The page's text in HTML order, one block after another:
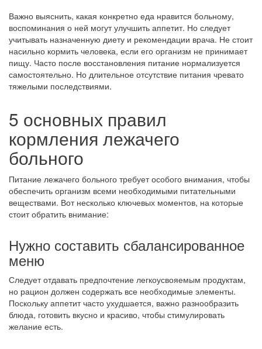
Важно выяснить, какая конкретно еда нравится больному,
воспоминания о ней могут улучшить аппетит. Но следует
учитывать назначенную диету и рекомендации врача. Не стоит
насильно кормить человека, если его организм не принимает
пищу. Часто после восстановления питание нормализуется
самостоятельно. Но длительное отсутствие питания чревато
тяжелыми последствиями.
5 основных правил
кормления лежачего
больного
Питание лежачего больного требует особого внимания, чтобы
обеспечить организм всеми необходимыми питательными
веществами. Вот несколько ключевых моментов, на которые
стоит обратить внимание:
Нужно составить сбалансированное
меню
Следует отдавать предпочтение легкоусвояемым продуктам,
но рацион должен содержать все необходимые элементы.
Поскольку аппетит часто ухудшается, важно разнообразить
блюда, готовить вкусно и красиво, чтобы стимулировать
желание есть.